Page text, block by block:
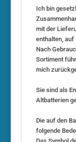
Ich bin
mit der
enthalten,
Nach
Sortiment
mich
Sie sind als
Altbatterien
Die auf den
folgende